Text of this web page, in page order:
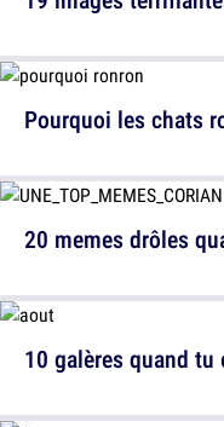
Pourquoi les chats
10 galères quand tu
20 memes drôles